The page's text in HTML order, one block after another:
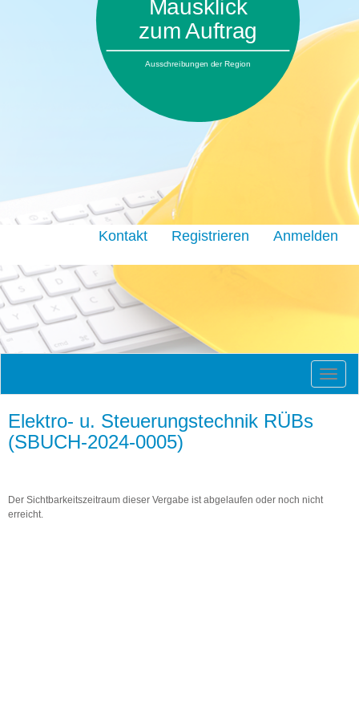
Mausklick
zum Auftrag
Ausschreibungen der Region
Kontakt Registrieren Anmelden
Elektro- u. Steuerungstechnik RÜBs
(SBUCH-2024-0005)
Der Sichtbarkeitszeitraum dieser Vergabe ist abgelaufen oder noch nicht
erreicht.